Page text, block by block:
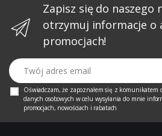
Zapisz się do naszego
otrzymuj informacje o
promocjach!
Twój adres email
Oświadczam, że zapoznałem się z komunikatem
danych osobowych w celu wysyłania do mnie
promocjach, nowościach i rabatach